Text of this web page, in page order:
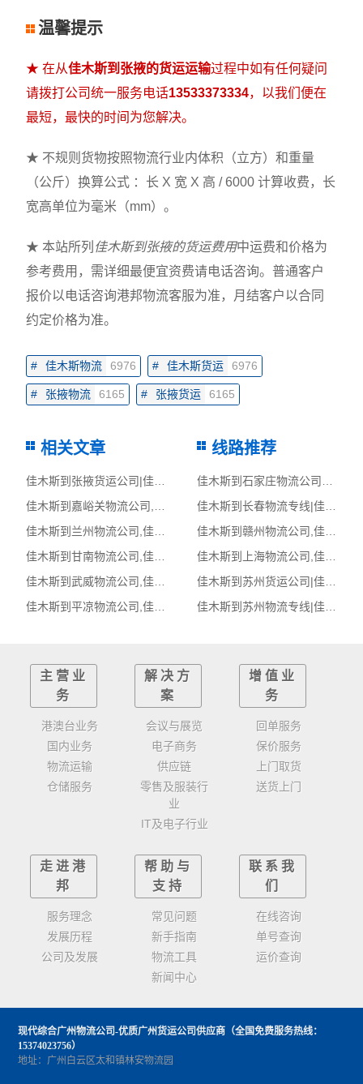
温馨提示
★ 在从佳木斯到张掖的货运运输过程中如有任何疑问
请拨打公司统一服务电话13533373334，以我们便在
最短，最快的时间为您解决。
★ 不规则货物按照物流行业内体积（立方）和重量
（公斤）换算公式 ：长 X 宽 X 高 / 6000 计算收费，长
宽高单位为毫米（mm）。
★ 本站所列 佳木斯到张掖的货运费用中运费和价格为
参考费用，需详细最便宜资费请电话咨询。普通客户
报价以电话咨询港邦物流客服为准，月结客户以合同
约定价格为准。
# 佳木斯物流 6976 # 佳木斯货运 6976
# 张掖物流 6165 # 张掖货运 6165
相关文章
佳木斯到张掖货运公司|佳木斯到张掖货运专线
佳木斯到嘉峪关物流公司,佳木斯物流到嘉峪关,佳木斯至嘉峪关物流专线
佳木斯到兰州物流公司,佳木斯物流到兰州,佳木斯至兰州物流专线
佳木斯到甘南物流公司,佳木斯物流到甘南,佳木斯至甘南物流专线
佳木斯到武威物流公司,佳木斯物流到武威,佳木斯至武威物流专线
佳木斯到平凉物流公司,佳木斯物流到平凉,佳木斯至平凉物流专线
线路推荐
佳木斯到石家庄物流公司_佳木斯到石家庄货运_佳木斯至石家庄物流专线
佳木斯到长春物流专线|佳木斯至长春货运公司
佳木斯到赣州物流公司,佳木斯物流到赣州,佳木斯至赣州物流专线
佳木斯到上海物流公司,佳木斯物流到上海,佳木斯至上海物流专线
佳木斯到苏州货运公司|佳木斯到苏州货运专线
佳木斯到苏州物流专线|佳木斯至苏州货运公司
主营业
务
港澳台业务
国内业务
物流运输
仓储服务
解决方
案
会议与展览
电子商务
供应链
零售及服装行
业
IT及电子行业
增值业
务
回单服务
保价服务
上门取货
送货上门
走进港
邦
服务理念
发展历程
公司及发展
帮助与
支持
常见问题
新手指南
物流工具
新闻中心
联系我
们
在线咨询
单号查询
运价查询
现代综合广州物流公司-优质广州货运公司供应商 （全国免费服务热线：
15374023756）
地址：广州白云区太和镇林安物流园